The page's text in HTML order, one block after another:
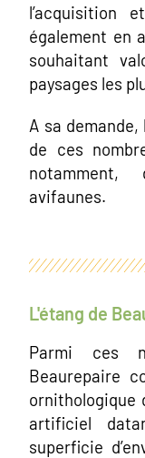
l’acquisition
également en
souhaitant
paysages les
A sa demande,
de ces
avifaunes.
L'étang de
Parmi ces
Beaurepaire
ornithologique
artificiel
superficie